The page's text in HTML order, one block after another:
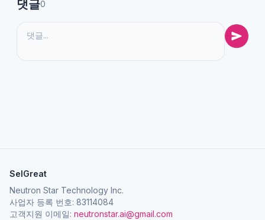
댓글0
SelGreat
Neutron Star Technology Inc.
사업자 등록 번호: 83114084
고객지원 이메일: neutronstar.ai@gmail.com